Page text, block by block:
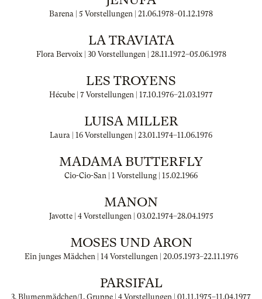
Barena | 5 Vorstellungen | 21.06.1978–01.12.1978
LA TRAVIATA
Flora Bervoix | 30 Vorstellungen | 28.11.1972–05.06.1978
LES TROYENS
Hécube | 7 Vorstellungen | 17.10.1976–21.03.1977
LUISA MILLER
Laura | 16 Vorstellungen | 23.01.1974–11.06.1976
MADAMA BUTTERFLY
Cio-Cio-San | 1 Vorstellung | 15.02.1966
MANON
Javotte | 4 Vorstellungen | 03.02.1974–28.04.1975
MOSES UND ARON
Ein junges Mädchen | 14 Vorstellungen | 20.05.1973–22.11.1976
PARSIFAL
3. Blumenmädchen/1. Gruppe | 4 Vorstellungen | 01.11.1975–11.04.1977